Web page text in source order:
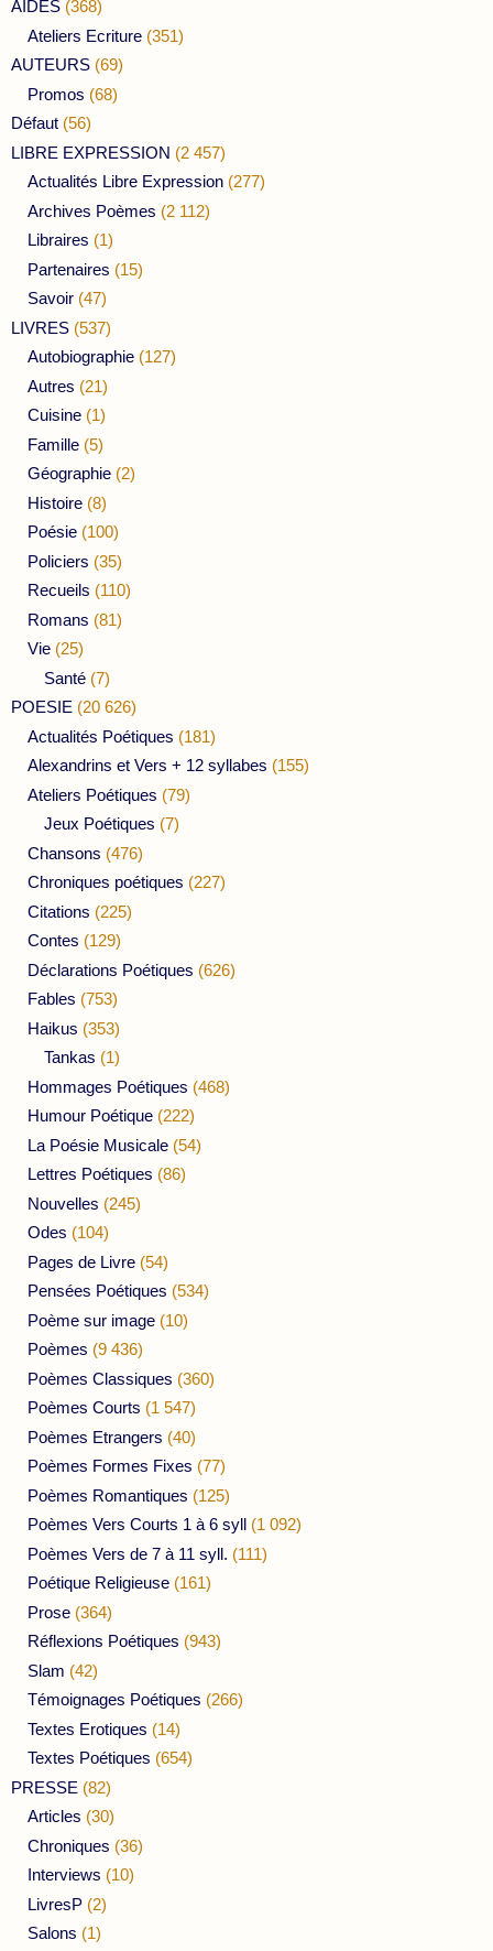
AIDES (368)
Ateliers Ecriture (351)
AUTEURS (69)
Promos (68)
Défaut (56)
LIBRE EXPRESSION (2 457)
Actualités Libre Expression (277)
Archives Poèmes (2 112)
Libraires (1)
Partenaires (15)
Savoir (47)
LIVRES (537)
Autobiographie (127)
Autres (21)
Cuisine (1)
Famille (5)
Géographie (2)
Histoire (8)
Poésie (100)
Policiers (35)
Recueils (110)
Romans (81)
Vie (25)
Santé (7)
POESIE (20 626)
Actualités Poétiques (181)
Alexandrins et Vers + 12 syllabes (155)
Ateliers Poétiques (79)
Jeux Poétiques (7)
Chansons (476)
Chroniques poétiques (227)
Citations (225)
Contes (129)
Déclarations Poétiques (626)
Fables (753)
Haikus (353)
Tankas (1)
Hommages Poétiques (468)
Humour Poétique (222)
La Poésie Musicale (54)
Lettres Poétiques (86)
Nouvelles (245)
Odes (104)
Pages de Livre (54)
Pensées Poétiques (534)
Poème sur image (10)
Poèmes (9 436)
Poèmes Classiques (360)
Poèmes Courts (1 547)
Poèmes Etrangers (40)
Poèmes Formes Fixes (77)
Poèmes Romantiques (125)
Poèmes Vers Courts 1 à 6 syll (1 092)
Poèmes Vers de 7 à 11 syll. (111)
Poétique Religieuse (161)
Prose (364)
Réflexions Poétiques (943)
Slam (42)
Témoignages Poétiques (266)
Textes Erotiques (14)
Textes Poétiques (654)
PRESSE (82)
Articles (30)
Chroniques (36)
Interviews (10)
LivresP (2)
Salons (1)